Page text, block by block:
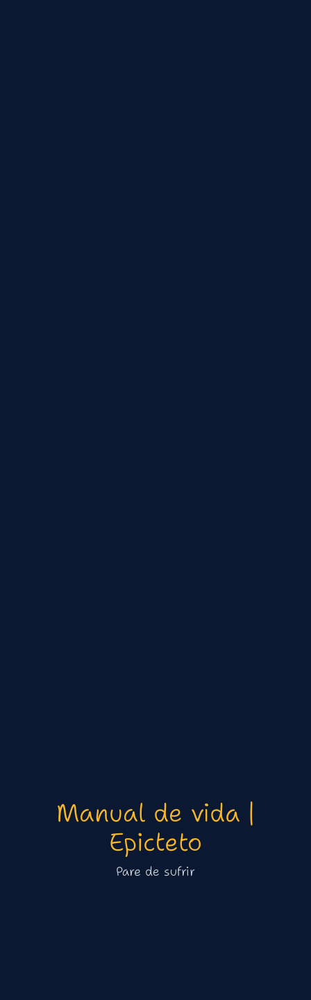
Manual de vida |
Epicteto
Pare de sufrir